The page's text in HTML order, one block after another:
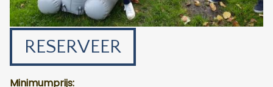
RESERVEER
Minimumprijs: